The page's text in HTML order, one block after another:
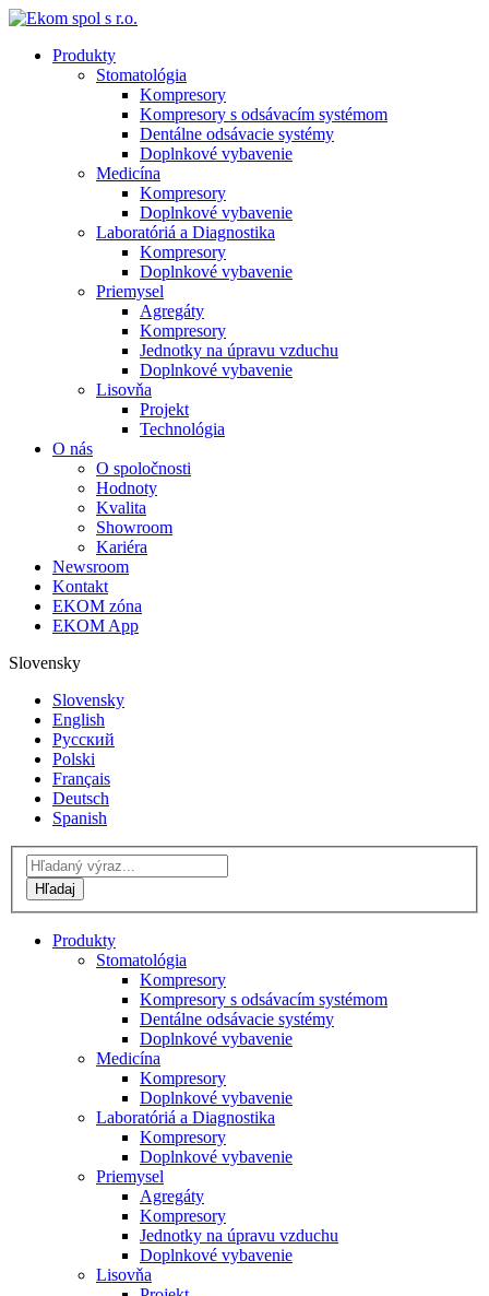
Produkty
Stomatológia
Kompresory
Kompresory s odsávacím systémom
Dentálne odsávacie systémy
Doplnkové vybavenie
Medicína
Kompresory
Doplnkové vybavenie
Laboratóriá a Diagnostika
Kompresory
Doplnkové vybavenie
Priemysel
Agregáty
Kompresory
Jednotky na úpravu vzduchu
Doplnkové vybavenie
Lisovňa
Projekt
Technológia
O nás
O spoločnosti
Hodnoty
Kvalita
Showroom
Kariéra
Newsroom
Kontakt
EKOM zóna
EKOM App
Slovensky
Slovensky
English
Русский
Polski
Français
Deutsch
Spanish
Produkty
Stomatológia
Kompresory
Kompresory s odsávacím systémom
Dentálne odsávacie systémy
Doplnkové vybavenie
Medicína
Kompresory
Doplnkové vybavenie
Laboratóriá a Diagnostika
Kompresory
Doplnkové vybavenie
Priemysel
Agregáty
Kompresory
Jednotky na úpravu vzduchu
Doplnkové vybavenie
Lisovňa